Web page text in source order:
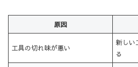
原因
工具の切れ味が悪い
新しい
る